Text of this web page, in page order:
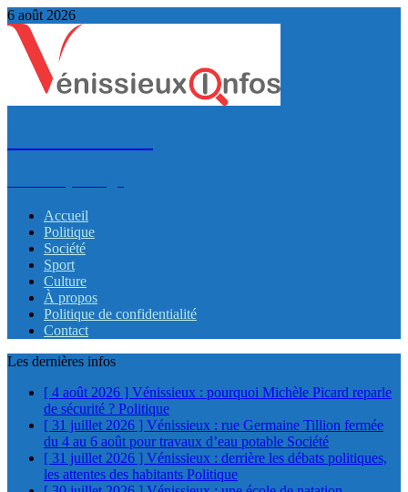
6 août 2026
Accueil
Politique
Société
Sport
Culture
À propos
Politique de confidentialité
Contact
Les dernières infos
[ 4 août 2026 ] Vénissieux : pourquoi Michèle Picard reparle
de sécurité ? Politique
[ 31 juillet 2026 ] Vénissieux : rue Germaine Tillion fermée
du 4 au 6 août pour travaux d’eau potable Société
[ 31 juillet 2026 ] Vénissieux : derrière les débats politiques,
les attentes des habitants Politique